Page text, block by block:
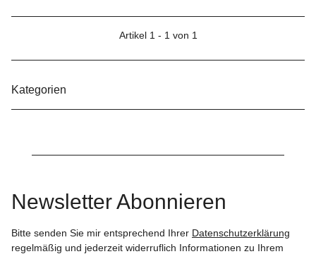
Artikel 1 - 1 von 1
Kategorien
Newsletter Abonnieren
Bitte senden Sie mir entsprechend Ihrer Datenschutzerklärung
regelmäßig und jederzeit widerruflich Informationen zu Ihrem